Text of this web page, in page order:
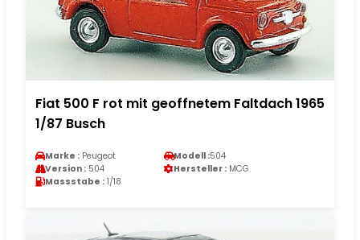
Fiat 500 F rot mit geoffnetem Faltdach 1965
1/87 Busch
Marke : Peugeot Modell :504
Version : 504 Hersteller : MCG
Massstabe : 1/18